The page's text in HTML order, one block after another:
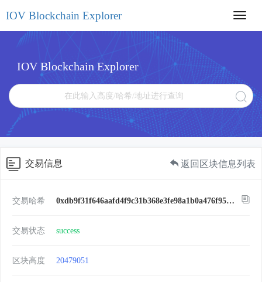
IOV Blockchain Explorer
IOV Blockchain Explorer
交易信息 返回区块信息列表
交易哈希 0xdb9f31f646aafd4f9c31b368e3fe98a1b0a476f95c3e2eed2b7a5a4afd44b0c1
交易状态 success
区块高度 20479051